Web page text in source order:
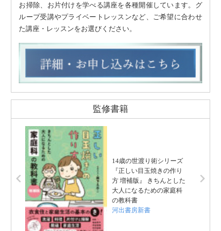
お掃除、お片付けを学べる講座を各種開催しています。グ
ループ受講やプライベートレッスンなど、ご希望に合わせ
た講座・レッスンをお選びください。
監修書籍
14歳の世渡り術シリーズ
『正しい目玉焼きの作り
方 増補版』 きちんとした
大人になるための家庭科
の教科書
河出書房新書